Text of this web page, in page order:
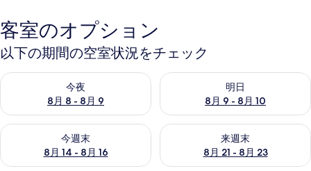
客室のオプション
以下の期間の空室状況をチェック
今夜
8月 8 - 8月 9
今夜 8月 8 - 8月 9 の空室状況をチェック
明日
8月 9 - 8月 10
明日 8月 9 - 8月 10 の空室状
今週末
8月 14 - 8月 16
今週末 8月 14 - 8月 16 の空室状況をチェック
来週末
8月 21 - 8月 23
来週末 8月 21 - 8月 23 の空室